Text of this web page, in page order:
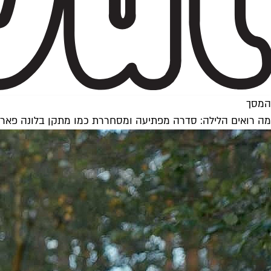
המסך
מה רואים הלילה: סדרה מפתיעה ומסחררת כמו מתקן בלונה